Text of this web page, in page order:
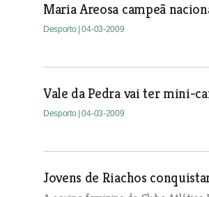
Maria Areosa campeã
Desporto | 04-03-2009
Vale da Pedra vai ter mini-
Desporto | 04-03-2009
Jovens de Riachos